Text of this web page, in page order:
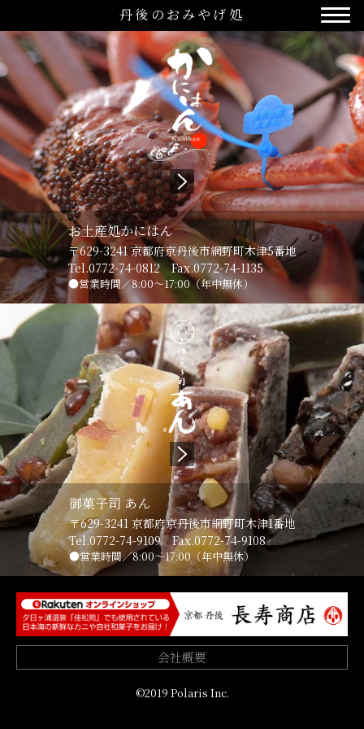
丹後のおみやげ処
お土産処かにはん
〒629-3241京都府京丹後市網野町木津5番地
Tel.0772-74-0812Fax.0772-74-1135
営業時間／8:00～17:00（年中無休）
御菓子司 あん
〒629-3241 京都府京丹後市網野町木津1番地
Tel.0772-74-9109Fax.0772-74-9108
営業時間／8:00～17:00（年中無休）
会社概要
©2019 Polaris Inc.